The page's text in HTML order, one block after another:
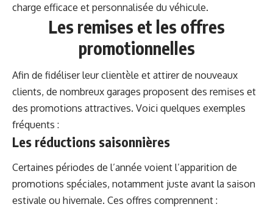
charge efficace et personnalisée du véhicule.
Les remises et les offres
promotionnelles
Afin de fidéliser leur clientèle et attirer de nouveaux
clients, de nombreux garages proposent des remises et
des promotions attractives. Voici quelques exemples
fréquents :
Les réductions saisonnières
Certaines périodes de l’année voient l’apparition de
promotions spéciales, notamment juste avant la saison
estivale ou hivernale. Ces offres comprennent :